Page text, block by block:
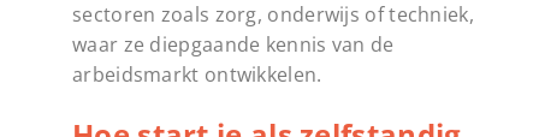
sectoren zoals zorg, onderwijs of techniek,
waar ze diepgaande kennis van de
arbeidsmarkt ontwikkelen.